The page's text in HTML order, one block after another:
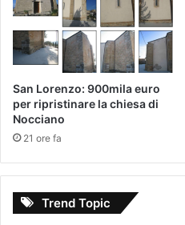
San Lorenzo: 900mila euro
per ripristinare la chiesa di
Nocciano
21 ore fa
Trend Topic